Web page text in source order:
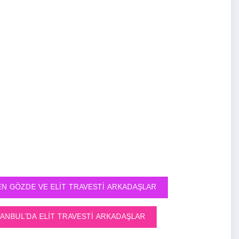
GÖZDE VE ELIT TRAVESTI ARKADAŞLAR
ELIT TRAVESTI ARKADAŞLAR